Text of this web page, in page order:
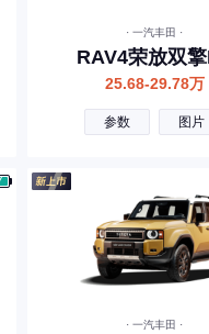
· 一汽丰田 ·
RAV4荣放双
25.68-29.78万
参数 图片
· 一汽丰田 ·